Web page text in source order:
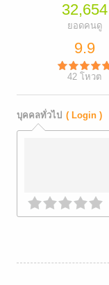
32,654
ยอดคนดู
9.9
42 โหวต
บุคคลทั่วไป ( Login )